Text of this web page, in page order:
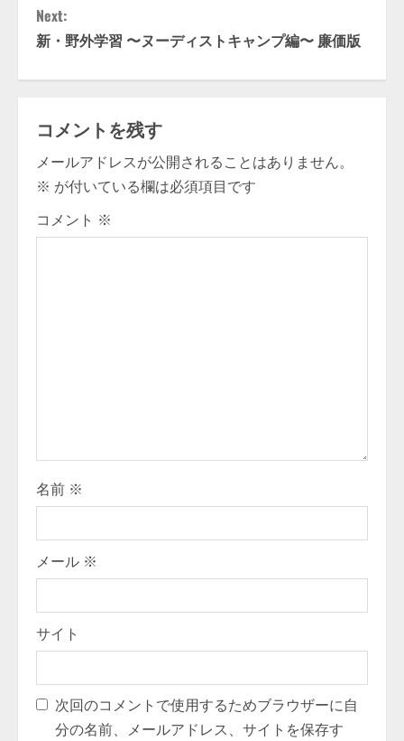
n
t
n
u
e
n
g
Next:
新・野外学習 〜ヌーディストキャンプ編〜 廉価版
コメントを残す
メールアドレスが公開されることはありません。
※ が付いている欄は必須項目です
コメント ※
名前 ※
メール ※
サイト
次回のコメントで使用するためブラウザーに自
分の名前、メールアドレス、サイトを保存す